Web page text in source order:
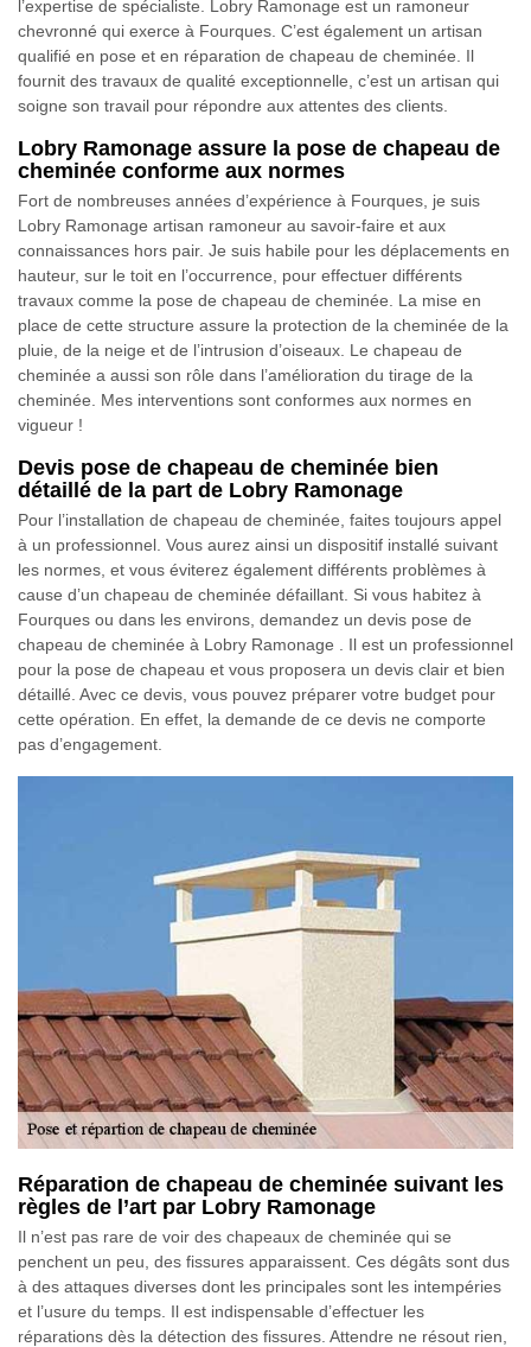
l’expertise de spécialiste. Lobry Ramonage est un ramoneur
chevronné qui exerce à Fourques. C’est également un artisan
qualifié en pose et en réparation de chapeau de cheminée. Il
fournit des travaux de qualité exceptionnelle, c’est un artisan qui
soigne son travail pour répondre aux attentes des clients.
Lobry Ramonage assure la pose de chapeau de
cheminée conforme aux normes
Fort de nombreuses années d’expérience à Fourques, je suis
Lobry Ramonage artisan ramoneur au savoir-faire et aux
connaissances hors pair. Je suis habile pour les déplacements en
hauteur, sur le toit en l’occurrence, pour effectuer différents
travaux comme la pose de chapeau de cheminée. La mise en
place de cette structure assure la protection de la cheminée de la
pluie, de la neige et de l’intrusion d’oiseaux. Le chapeau de
cheminée a aussi son rôle dans l’amélioration du tirage de la
cheminée. Mes interventions sont conformes aux normes en
vigueur !
Devis pose de chapeau de cheminée bien
détaillé de la part de Lobry Ramonage
Pour l’installation de chapeau de cheminée, faites toujours appel
à un professionnel. Vous aurez ainsi un dispositif installé suivant
les normes, et vous éviterez également différents problèmes à
cause d’un chapeau de cheminée défaillant. Si vous habitez à
Fourques ou dans les environs, demandez un devis pose de
chapeau de cheminée à Lobry Ramonage . Il est un professionnel
pour la pose de chapeau et vous proposera un devis clair et bien
détaillé. Avec ce devis, vous pouvez préparer votre budget pour
cette opération. En effet, la demande de ce devis ne comporte
pas d’engagement.
Réparation de chapeau de cheminée suivant les
règles de l’art par Lobry Ramonage
Il n’est pas rare de voir des chapeaux de cheminée qui se
penchent un peu, des fissures apparaissent. Ces dégâts sont dus
à des attaques diverses dont les principales sont les intempéries
et l’usure du temps. Il est indispensable d’effectuer les
réparations dès la détection des fissures. Attendre ne résout rien,